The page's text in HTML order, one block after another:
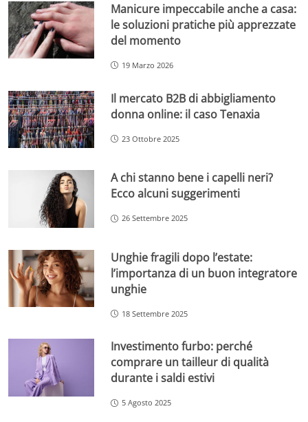
Manicure impeccabile anche a casa:
le soluzioni pratiche più apprezzate
del momento
19 Marzo 2026
Il mercato B2B di abbigliamento
donna online: il caso Tenaxia
23 Ottobre 2025
A chi stanno bene i capelli neri?
Ecco alcuni suggerimenti
26 Settembre 2025
Unghie fragili dopo l’estate:
l’importanza di un buon integratore
unghie
18 Settembre 2025
Investimento furbo: perché
comprare un tailleur di qualità
durante i saldi estivi
5 Agosto 2025